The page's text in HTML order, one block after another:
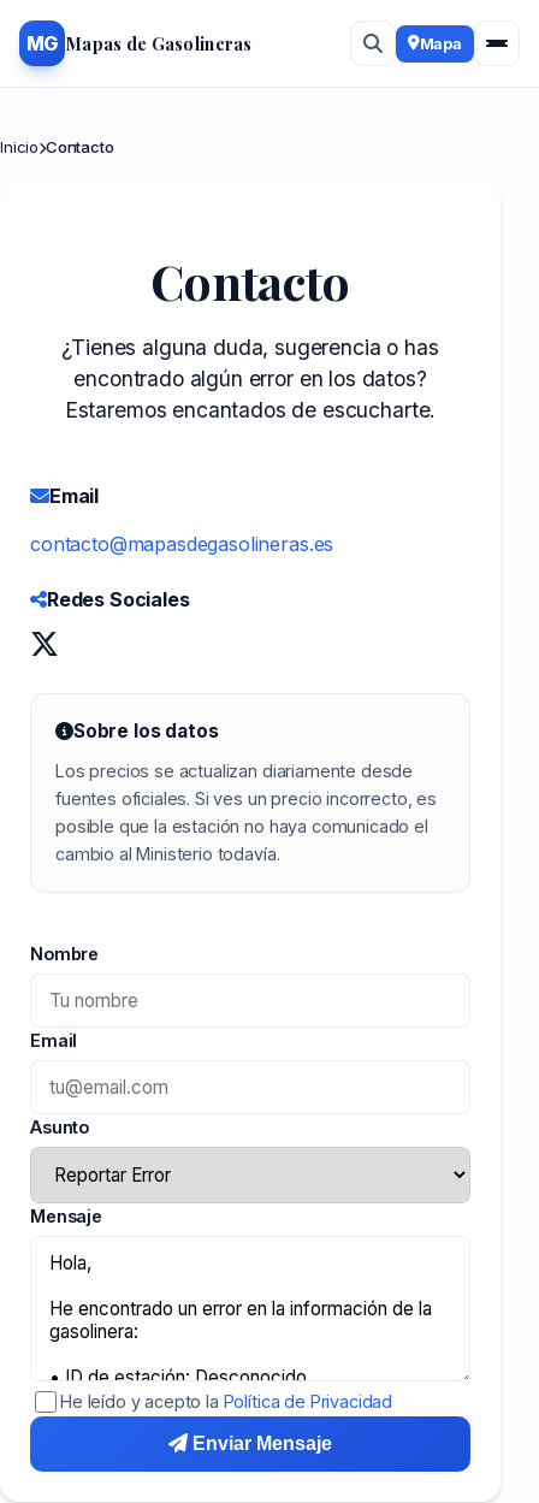
MG Mapas de Gasolineras Mapa
Inicio Contacto
Contacto
¿Tienes alguna duda, sugerencia o has
encontrado algún error en los datos?
Estaremos encantados de escucharte.
Email
contacto@mapasdegasolineras.es
Redes Sociales
Sobre los datos
Los precios se actualizan diariamente desde
fuentes oficiales. Si ves un precio incorrecto, es
posible que la estación no haya comunicado el
cambio al Ministerio todavía.
Nombre
Email
Asunto
Mensaje
He leído y acepto la Política de Privacidad
Enviar Mensaje